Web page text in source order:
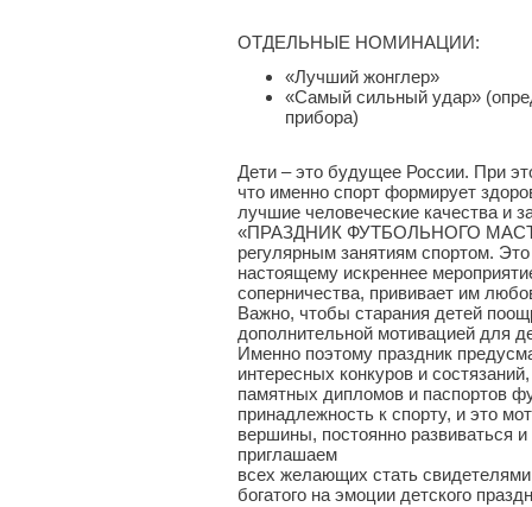
ОТДЕЛЬНЫЕ НОМИНАЦИИ:
«Лучший жонглер»
«Самый сильный удар»
прибора)
Дети – это будущее России. При
что именно спорт формирует
лучшие человеческие качества и
«ПРАЗДНИК ФУТБОЛЬНОГО
регулярным занятиям спортом.
настоящему искреннее
соперничества, прививает им
Важно, чтобы старания детей
дополнительной мотивацией для
Именно поэтому праздник
интересных конкуров и
памятных дипломов и паспортов
принадлежность к спорту, и это
вершины, постоянно развиваться
приглашаем
всех желающих стать
богатого на эмоции детского